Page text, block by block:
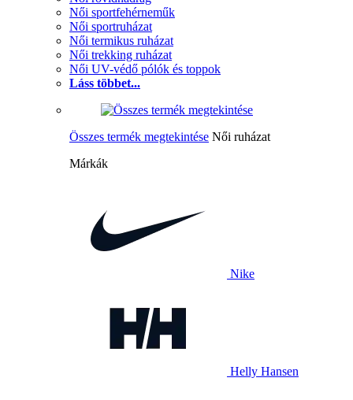
Női sportfehérneműk
Női sportruházat
Női termikus ruházat
Női trekking ruházat
Női UV-védő pólók és toppok
Láss többet...
Összes termék megtekintése Női ruházat
Márkák
Nike
Helly Hansen